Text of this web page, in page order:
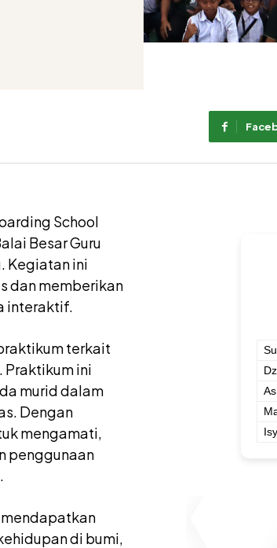
School
Besar Guru
Kegiatan ini
dan memberikan
interaktif.
terkait
Praktikum ini
murid dalam
Dengan
mengamati,
penggunaan
mendapatkan
di bumi,